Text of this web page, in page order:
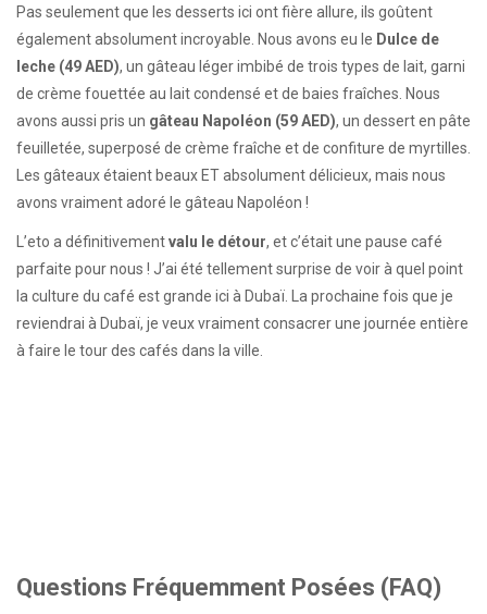
Pas seulement que les desserts ici ont fière allure, ils goûtent
également absolument incroyable. Nous avons eu le Dulce de
leche (49 AED), un gâteau léger imbibé de trois types de lait, garni
de crème fouettée au lait condensé et de baies fraîches. Nous
avons aussi pris un gâteau Napoléon (59 AED), un dessert en pâte
feuilletée, superposé de crème fraîche et de confiture de myrtilles.
Les gâteaux étaient beaux ET absolument délicieux, mais nous
avons vraiment adoré le gâteau Napoléon !
L’eto a définitivementvalu le détour, et c’était une pause café
parfaite pour nous ! J’ai été tellement surprise de voir à quel point
la culture du café est grande ici à Dubaï. La prochaine fois que je
reviendrai à Dubaï, je veux vraiment consacrer une journée entière
à faire le tour des cafés dans la ville.
Questions Fréquemment Posées (FAQ)